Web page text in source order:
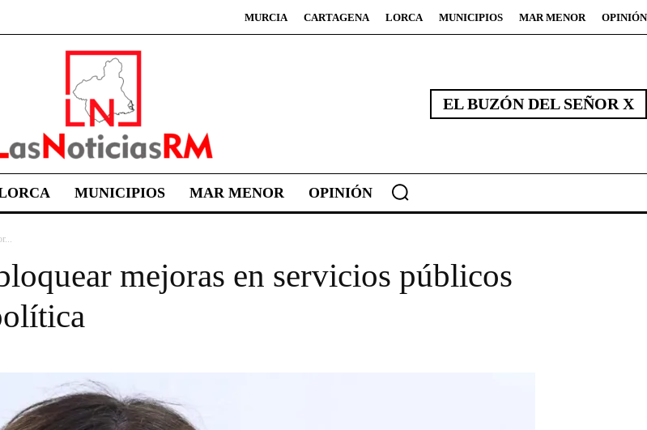
MURCIA CARTAGENA LORCA MUNICIPIOS MAR MENOR OPINIÓN
EL BUZÓN DEL SEÑOR X
MUNICIPIOS MAR MENOR OPINIÓN
mejoras en servicios públicos